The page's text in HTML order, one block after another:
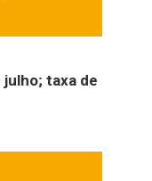
julho; taxa de